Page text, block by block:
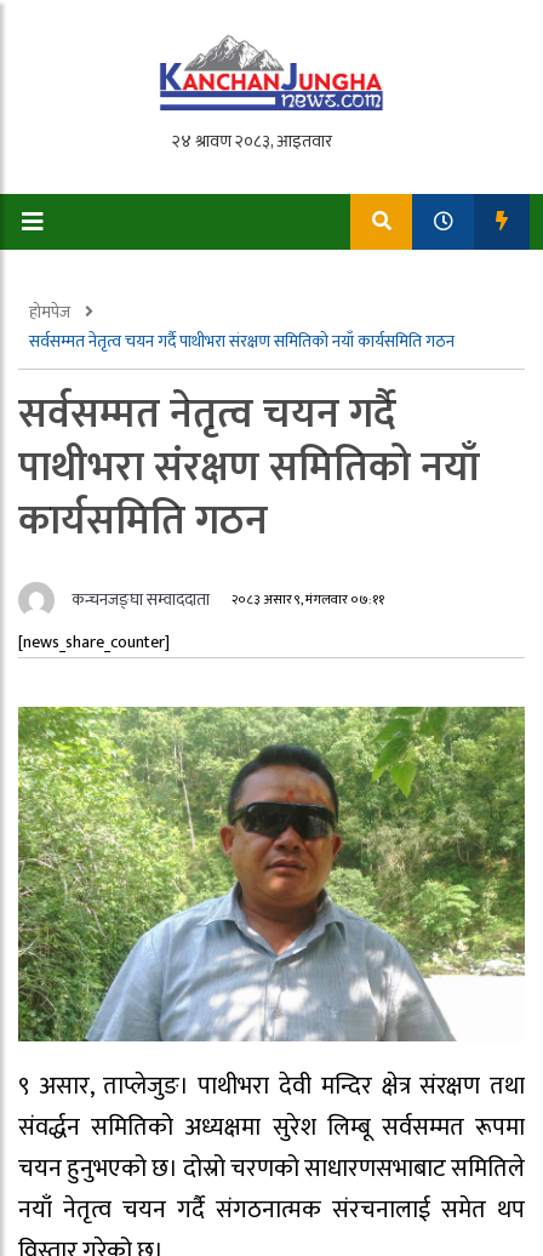
होमपेज
सर्वसम्मत नेतृत्व चयन गर्दै पाथीभरा संरक्षण समितिको नयाँ कार्यसमिति गठन
सर्वसम्मत नेतृत्व चयन गर्दै
पाथीभरा संरक्षण समितिको नयाँ
कार्यसमिति गठन
कन्चनजङ्घा सम्वाददाता २०८३ असार ९, मंगलवार ०७:११
[news_share_counter]
९ असार, ताप्लेजुङ। पाथीभरा देवी मन्दिर क्षेत्र संरक्षण तथा
संवर्द्धन समितिको अध्यक्षमा सुरेश लिम्बू सर्वसम्मत रूपमा
चयन हुनुभएको छ। दोस्रो चरणको साधारणसभाबाट समितिले
नयाँ नेतृत्व चयन गर्दै संगठनात्मक संरचनालाई समेत थप